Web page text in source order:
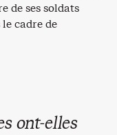
de ses soldats
cadre de
ont-elles